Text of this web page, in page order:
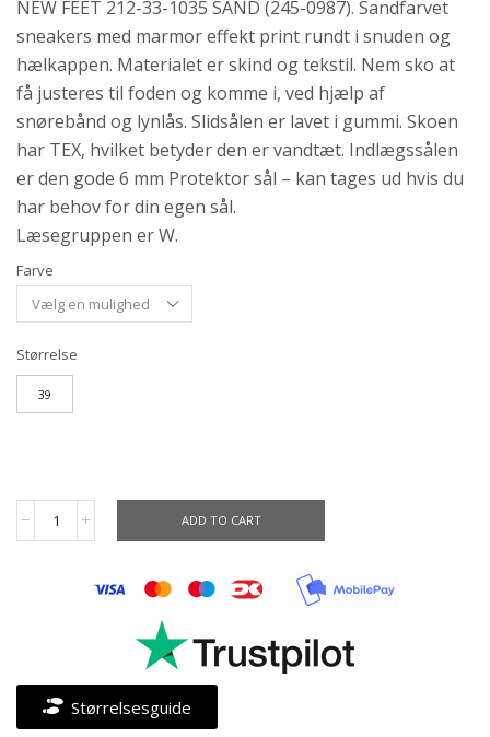
NEW FEET 212-33-1035 SAND (245-0987). Sandfarvet
sneakers med marmor effekt print rundt i snuden og
hælkappen. Materialet er skind og tekstil. Nem sko at
få justeres til foden og komme i, ved hjælp af
snørebånd og lynlås. Slidsålen er lavet i gummi. Skoen
har TEX, hvilket betyder den er vandtæt. Indlægssålen
er den gode 6 mm Protektor sål – kan tages ud hvis du
har behov for din egen sål.
Læsegruppen er W.
Farve
Størrelse
39
ADD TO CART
Størrelsesguide